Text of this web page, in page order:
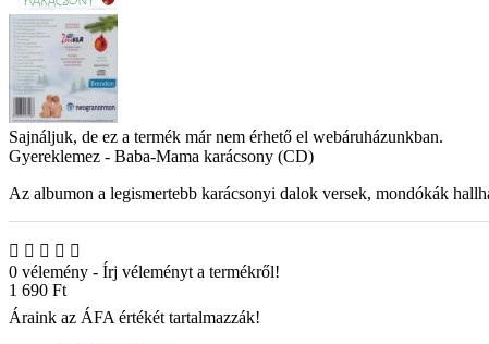
Sajnáljuk, de ez a termék már nem érhető el webáruházunkban.
Gyereklemez - Baba-Mama karácsony (CD)
Az albumon a legismertebb karácsonyi dalok versek, mondókák
0 vélemény - Írj véleményt a termékről!
1 690 Ft
Áraink az ÁFA értékét tartalmazzák!